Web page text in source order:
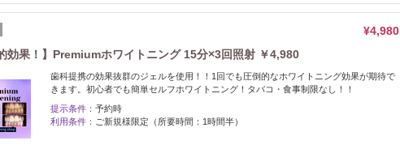
¥4,980
効果！】Premiumホワイトニング 15分×3回照射 ￥4,980
歯科提携の効果抜群のジェルを使用！！1回でも圧倒的なホワイトニング効果が期待で
きます。初心者でも簡単セルフホワイトニング！タバコ・食事制限なし！！
提示条件： 予約時
利用条件： ご新規様限定（所要時間：1時間半）